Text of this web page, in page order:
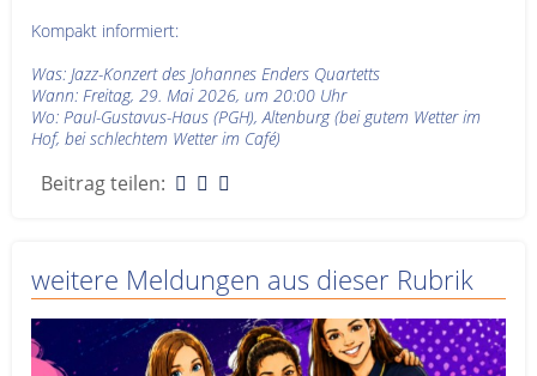
Kompakt informiert:
Was: Jazz-Konzert des Johannes Enders Quartetts
Wann: Freitag, 29. Mai 2026, um 20:00 Uhr
Wo: Paul-Gustavus-Haus (PGH), Altenburg (bei gutem Wetter im
Hof, bei schlechtem Wetter im Café)
Beitrag teilen:
weitere Meldungen aus dieser Rubrik